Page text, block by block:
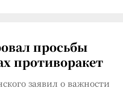
просьбы
противоракет
заявил о важности